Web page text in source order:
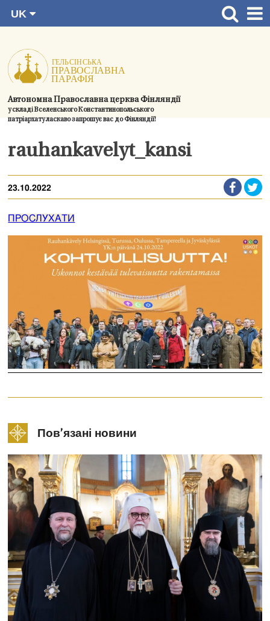
змісту.
Автономна Православна церква Фінляндії
у складі Вселенського Константинопольського
патріархату ласкаво запрошує вас до Фінляндії!
UK
SV
EN
Новини
Церкви
Богослужіння
Контактна інформація
rauhankavelyt_kansi
23.10.2022
ПРОСЛУХАТИ
Пов’язані новини